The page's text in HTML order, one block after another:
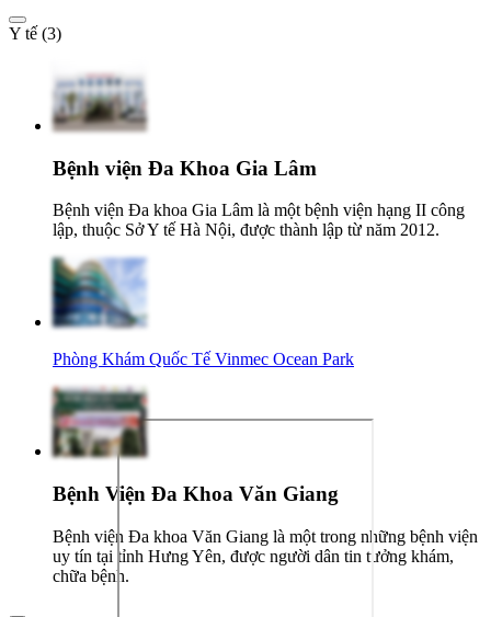
Y tế (3)
Bệnh viện Đa Khoa Gia Lâm
Bệnh viện Đa khoa Gia Lâm là một bệnh viện hạng II công
lập, thuộc Sở Y tế Hà Nội, được thành lập từ năm 2012.
Phòng Khám Quốc Tế Vinmec Ocean Park
Bệnh Viện Đa Khoa Văn Giang
Bệnh viện Đa khoa Văn Giang là một trong những bệnh viện
uy tín tại tỉnh Hưng Yên, được người dân tin tưởng khám,
chữa bệnh.